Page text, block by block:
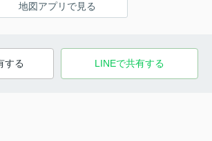
地図アプリで見る
する LINEで共有する